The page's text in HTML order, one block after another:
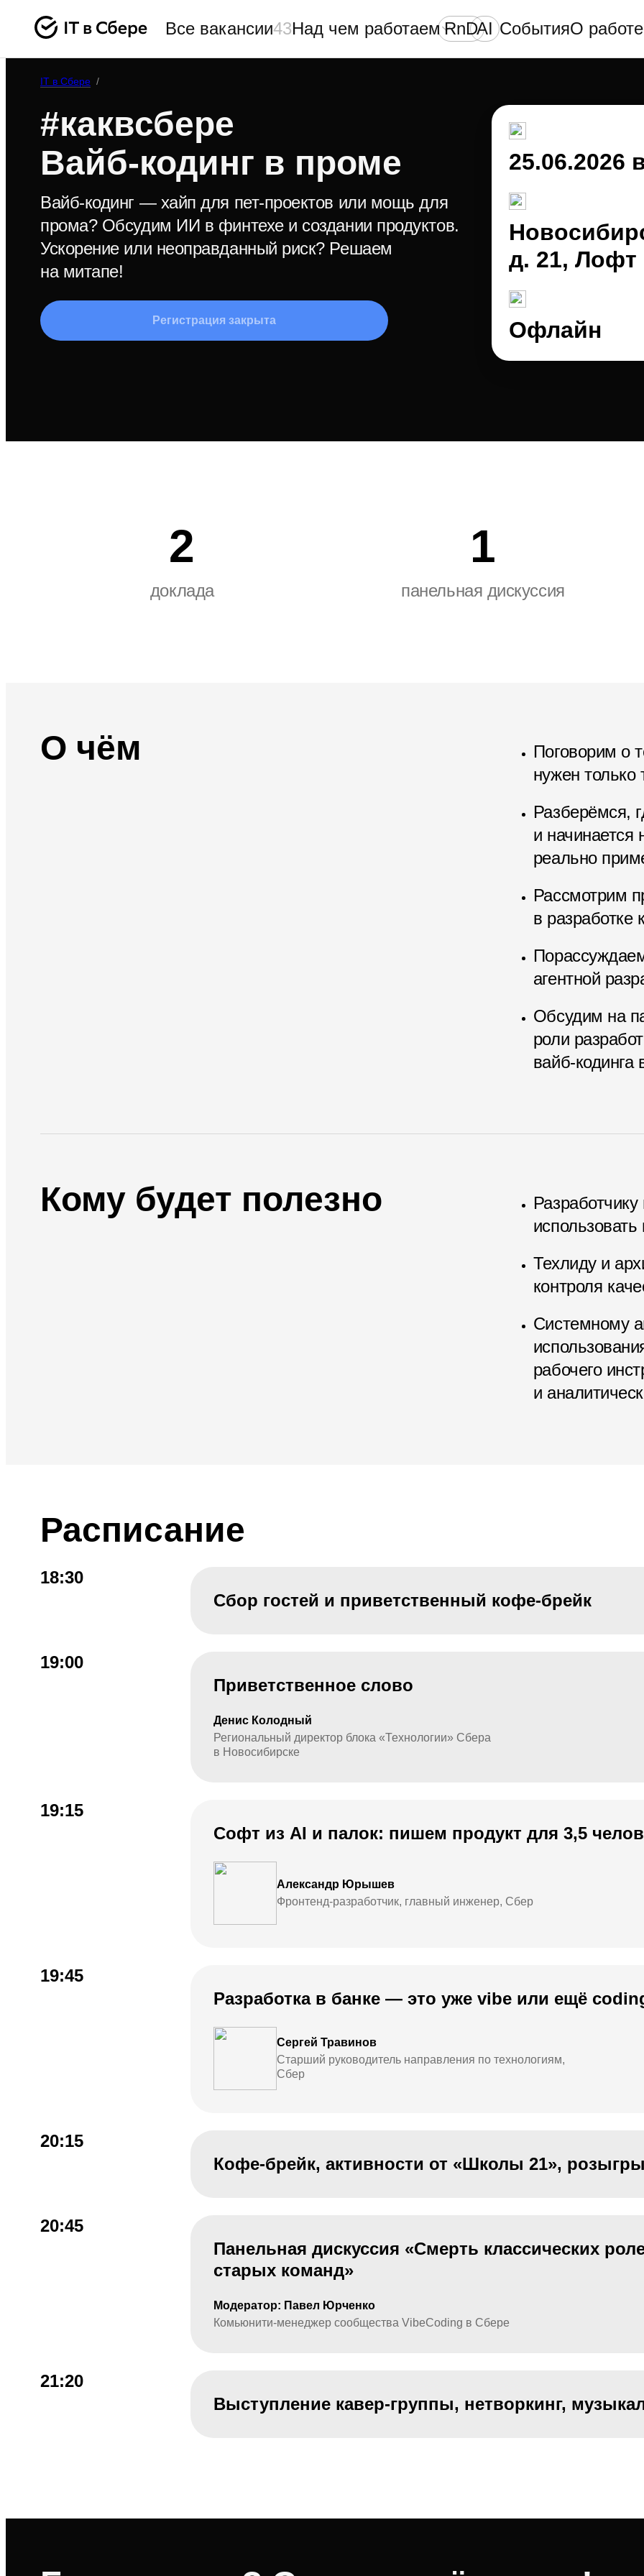
Все вакансии43Над чем работаемRnDAI СобытияО
IT в Сбере /
#каквсбере
Вайб‑кодинг в проме
Вайб-кодинг — хайп для пет-проектов или мощь для
прома? Обсудим ИИ в финтехе и создании продуктов.
Ускорение или неоправданный риск? Решаем
на митапе!
Регистрация закрыта
25.06.2026
д. 21, Лофт
Офлайн
2
доклада
1
панельная дискуссия
О чём
Поговорим о
нужен только
Разберёмся,
и начинается
реально
Рассмотрим
в разработке
агентной
Обсудим на
роли
вайб‑кодинга
Кому будет полезно
Техлиду и
контроля
Системному
рабочего
и
Расписание
18:30
Сбор гостей и приветственный кофе-брейк
19:00
Приветственное слово
Денис Колодный
Региональный директор блока «Технологии» Сбера
в Новосибирске
19:15
Софт из AI и палок: пишем продукт для 3,5
Александр Юрышев
Фронтенд-разработчик, главный инженер, Сбер
19:45
Разработка в банке — это уже vibe или ещё
Сергей Травинов
Старший руководитель направления по технологиям,
Сбер
20:15
Кофе-брейк, активности от «Школы 21»,
20:45
Панельная дискуссия «Смерть классических
старых команд»
Модератор: Павел Юрченко
Комьюнити-менеджер сообщества VibeCoding в Сбере
21:20
Выступление кавер-группы, нетворкинг,